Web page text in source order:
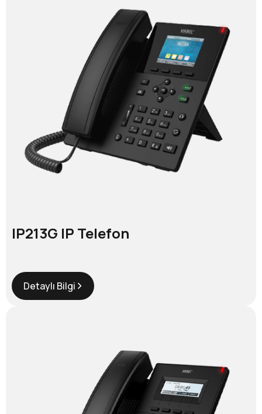
IP213G IP Telefon
Detaylı Bilgi